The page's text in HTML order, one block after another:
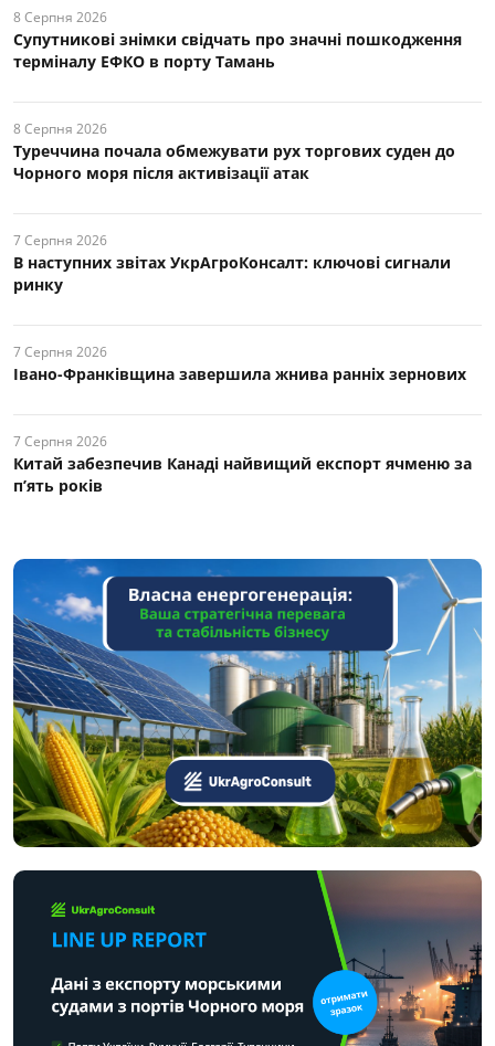
8 Серпня 2026
Супутникові знімки свідчать про значні пошкодження
терміналу ЕФКО в порту Тамань
8 Серпня 2026
Туреччина почала обмежувати рух торгових суден до
Чорного моря після активізації атак
7 Серпня 2026
В наступних звітах УкрАгроКонсалт: ключові cигнали
ринку
7 Серпня 2026
Івано-Франківщина завершила жнива ранніх зернових
7 Серпня 2026
Китай забезпечив Канаді найвищий експорт ячменю за
п’ять років